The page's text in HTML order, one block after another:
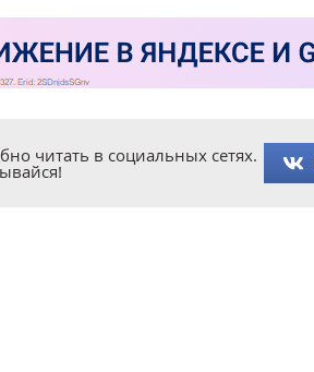
читать в социальных сетях.